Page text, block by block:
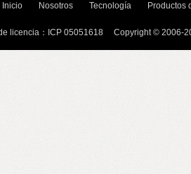
Inicio Nosotros Tecnología Productos
licencia：ICP 05051618 Copyright © 2006-